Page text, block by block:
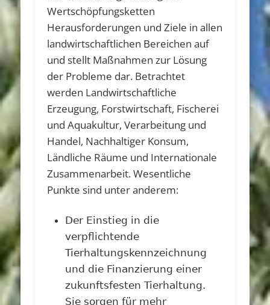
Wertschöpfungsketten
Herausforderungen und Ziele in allen
landwirtschaftlichen Bereichen auf
und stellt Maßnahmen zur Lösung
der Probleme dar. Betrachtet
werden Landwirtschaftliche
Erzeugung, Forstwirtschaft, Fischerei
und Aquakultur, Verarbeitung und
Handel, Nachhaltiger Konsum,
Ländliche Räume und Internationale
Zusammenarbeit. Wesentliche
Punkte sind unter anderem:
Der Einstieg in die
verpflichtende
Tierhaltungskennzeichnung
und die Finanzierung einer
zukunftsfesten Tierhaltung.
Sie sorgen für mehr